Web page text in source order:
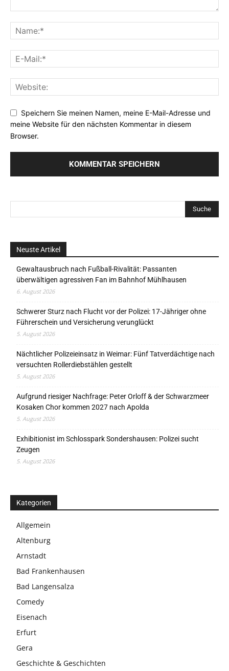
Speichern Sie meinen Namen, meine E-Mail-Adresse und
meine Website für den nächsten Kommentar in diesem
Browser.
Neuste Artikel
Gewaltausbruch nach Fußball-Rivalität: Passanten
überwältigen agressiven Fan im Bahnhof Mühlhausen
6. August 2026
Schwerer Sturz nach Flucht vor der Polizei: 17-Jähriger ohne
Führerschein und Versicherung verunglückt
5. August 2026
Nächtlicher Polizeieinsatz in Weimar: Fünf Tatverdächtige nach
versuchten Rollerdiebstählen gestellt
5. August 2026
Aufgrund riesiger Nachfrage: Peter Orloff & der Schwarzmeer
Kosaken Chor kommen 2027 nach Apolda
5. August 2026
Exhibitionist im Schlosspark Sondershausen: Polizei sucht
Zeugen
5. August 2026
Kategorien
Allgemein
Altenburg
Arnstadt
Bad Frankenhausen
Bad Langensalza
Comedy
Eisenach
Erfurt
Gera
Geschichte & Geschichten